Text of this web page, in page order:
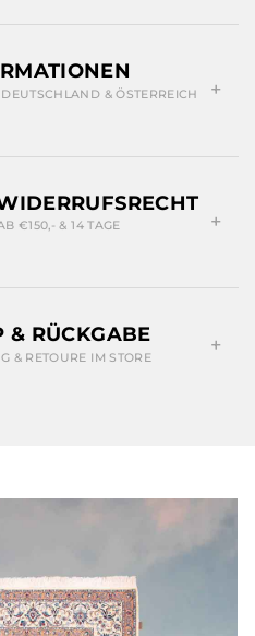
& ÖSTERREICH
€150,- & 14 TAGE
& RÜCKGABE
& RETOURE IM STORE